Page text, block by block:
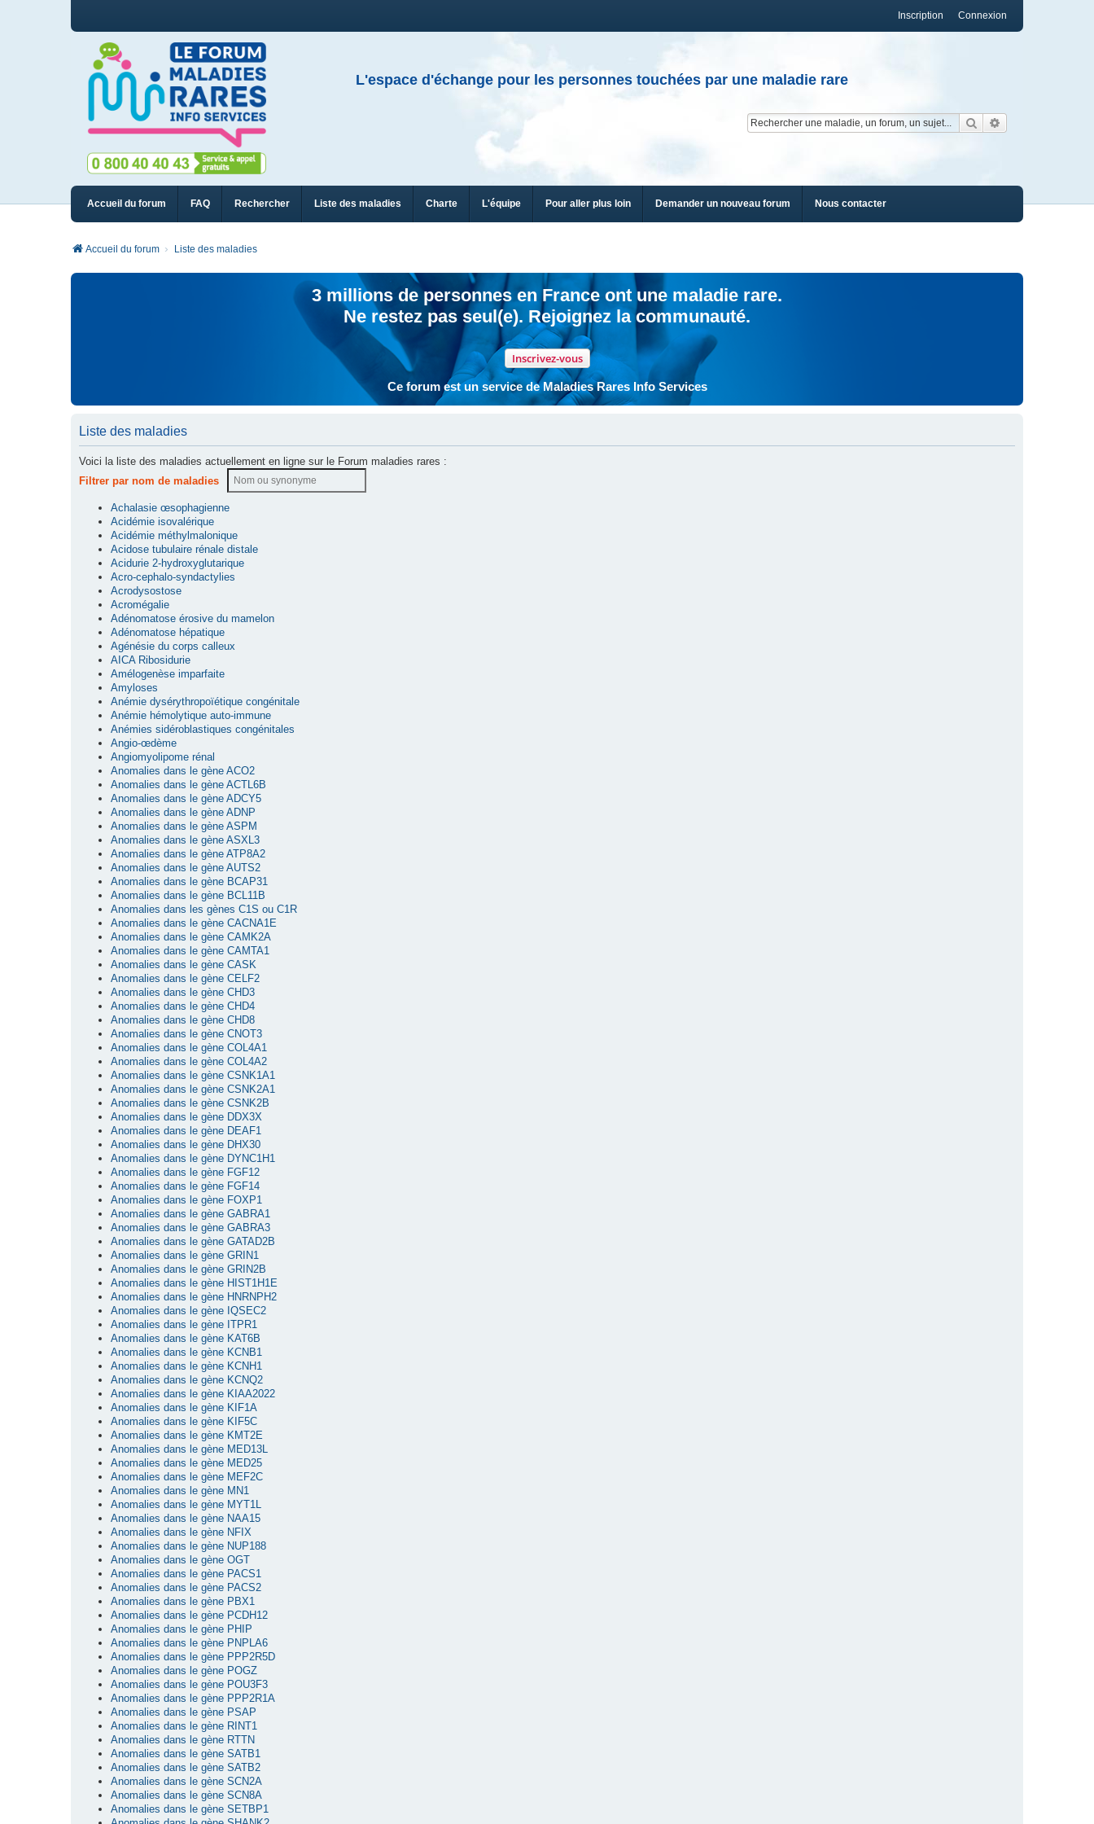
Connexion
Inscription
L'espace d'échange pour les personnes touchées par une maladie rare
Rechercher
Accueil du forum FAQ Rechercher Liste des maladies Charte L'équipe Pour aller plus loin Demander un nouveau forum Nous contacter
Accueil du forum Liste des maladies
3 millions de personnes en France ont une maladie rare.
Ne restez pas seul(e). Rejoignez la communauté.
Inscrivez-vous
Ce forum est un service de Maladies Rares Info Services
Liste des maladies
Voici la liste des maladies actuellement en ligne sur le Forum maladies rares :
Filtrer par nom de maladies
Achalasie œsophagienne
Acidémie isovalérique
Acidémie méthylmalonique
Acidose tubulaire rénale distale
Acidurie 2-hydroxyglutarique
Acro-cephalo-syndactylies
Acrodysostose
Acromégalie
Adénomatose érosive du mamelon
Adénomatose hépatique
Agénésie du corps calleux
AICA Ribosidurie
Amélogenèse imparfaite
Amyloses
Anémie dysérythropoïétique congénitale
Anémie hémolytique auto-immune
Anémies sidéroblastiques congénitales
Angio-œdème
Angiomyolipome rénal
Anomalies dans le gène ACO2
Anomalies dans le gène ACTL6B
Anomalies dans le gène ADCY5
Anomalies dans le gène ADNP
Anomalies dans le gène ASPM
Anomalies dans le gène ASXL3
Anomalies dans le gène ATP8A2
Anomalies dans le gène AUTS2
Anomalies dans le gène BCAP31
Anomalies dans le gène BCL11B
Anomalies dans les gènes C1S ou C1R
Anomalies dans le gène CACNA1E
Anomalies dans le gène CAMK2A
Anomalies dans le gène CAMTA1
Anomalies dans le gène CASK
Anomalies dans le gène CELF2
Anomalies dans le gène CHD3
Anomalies dans le gène CHD4
Anomalies dans le gène CHD8
Anomalies dans le gène CNOT3
Anomalies dans le gène COL4A1
Anomalies dans le gène COL4A2
Anomalies dans le gène CSNK1A1
Anomalies dans le gène CSNK2A1
Anomalies dans le gène CSNK2B
Anomalies dans le gène DDX3X
Anomalies dans le gène DEAF1
Anomalies dans le gène DHX30
Anomalies dans le gène DYNC1H1
Anomalies dans le gène FGF12
Anomalies dans le gène FGF14
Anomalies dans le gène FOXP1
Anomalies dans le gène GABRA1
Anomalies dans le gène GABRA3
Anomalies dans le gène GATAD2B
Anomalies dans le gène GRIN1
Anomalies dans le gène GRIN2B
Anomalies dans le gène HIST1H1E
Anomalies dans le gène HNRNPH2
Anomalies dans le gène IQSEC2
Anomalies dans le gène ITPR1
Anomalies dans le gène KAT6B
Anomalies dans le gène KCNB1
Anomalies dans le gène KCNH1
Anomalies dans le gène KCNQ2
Anomalies dans le gène KIAA2022
Anomalies dans le gène KIF1A
Anomalies dans le gène KIF5C
Anomalies dans le gène KMT2E
Anomalies dans le gène MED13L
Anomalies dans le gène MED25
Anomalies dans le gène MEF2C
Anomalies dans le gène MN1
Anomalies dans le gène MYT1L
Anomalies dans le gène NAA15
Anomalies dans le gène NFIX
Anomalies dans le gène NUP188
Anomalies dans le gène OGT
Anomalies dans le gène PACS1
Anomalies dans le gène PACS2
Anomalies dans le gène PBX1
Anomalies dans le gène PCDH12
Anomalies dans le gène PHIP
Anomalies dans le gène PNPLA6
Anomalies dans le gène PPP2R5D
Anomalies dans le gène POGZ
Anomalies dans le gène POU3F3
Anomalies dans le gène PPP2R1A
Anomalies dans le gène PSAP
Anomalies dans le gène RINT1
Anomalies dans le gène RTTN
Anomalies dans le gène SATB1
Anomalies dans le gène SATB2
Anomalies dans le gène SCN2A
Anomalies dans le gène SCN8A
Anomalies dans le gène SETBP1